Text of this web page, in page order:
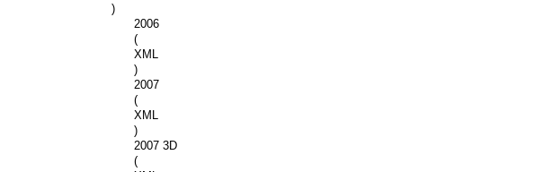
)
2006
(
XML
)
2007
(
XML
)
2007 3D
(